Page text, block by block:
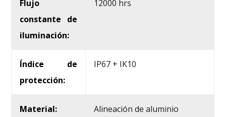
Flujo
constante de
iluminación:
12000 hrs
Índice de
protección:
IP67 + IK10
Material: Alineación de aluminio